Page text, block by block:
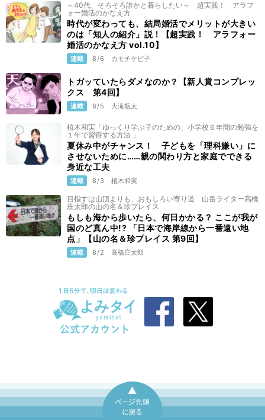
田臥勇太にNBA挑戦を本気の目標にさせた大会と
選手とは!?
1/13 公開終了
田臥勇太の情熱は自分と人を動かし、ラッキーを
1/6
だから若い！ 川崎F中村憲剛が心がけている３
12/23 公開終了
クラブ、チーム、地域を成長させる中村憲剛のコ
ミュニケーション論
12/16 公開終了
川崎Ｆ中村憲剛が、毎日、毎年どんどんうまくな
る秘密とは!?
12/9 公開終了
Ｊリーグ連覇！ 川崎Ｆ中村憲剛の今を作った松
～40代、そろそろ誰かと暮らしたい～ 超実践！ アラフ
ォー婚活のかなえ方
時代が変わっても、結局婚活でメリットが大きい
のは「知人の紹介」説！【超実践！ アラフォー
婚活のかなえ方 vol.10】
連載 8/6 カモチケビ子
トガッていたらダメなのか？【新人賞コンプレッ
クス 第4回】
連載 8/5 大滝瓶太
植木和実「ゆっくり学ぶ子のための、小学校６年間の勉強を
１年で習得する方法 」
夏休み中がチャンス！ 子どもを「理科嫌い」に
させないために……親の関わり方と家庭でできる
身近な工夫
連載 8/3 植木和実
目指すは山頂よりも、おもしろい寄り道 山岳ライター高橋
庄太郎の山の名＆珍プレイス
もしも海から歩いたら、何日かかる？ ここが我が
国のど真ん中!? 「日本で海岸線から一番遠い地
点」【山の名＆珍プレイス 第9回】
連載 8/2 高橋庄太郎